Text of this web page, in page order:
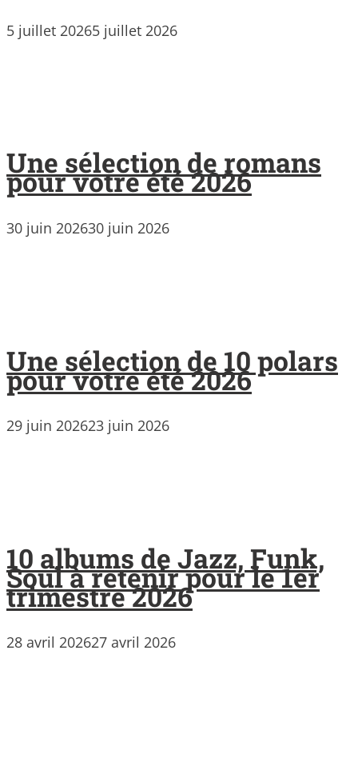
5 juillet 20265 juillet 2026
Une sélection de romans
pour votre été 2026
30 juin 202630 juin 2026
Une sélection de 10 polars
pour votre été 2026
29 juin 202623 juin 2026
10 albums de Jazz, Funk,
Soul à retenir pour le 1er
trimestre 2026
28 avril 202627 avril 2026